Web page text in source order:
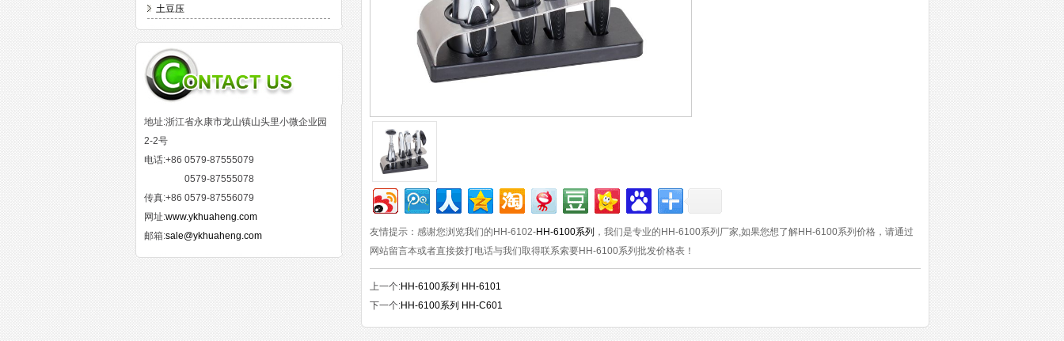
土豆压
地址:浙江省永康市龙山镇山头里小微企业园
2-2号
电话:+86 0579-87555079
0579-87555078
传真:+86 0579-87556079
网址:www.ykhuaheng.com
邮箱:sale@ykhuaheng.com 友情提示：感谢您浏览我们的HH-6102-HH-6100系列 ，我们是专业的HH-6100系列厂家,如果您想了解HH-6100系列价格，请通过
网站留言本或者直接拨打电话与我们取得联系索要HH-6100系列批发价格表！
上一个:HH-6100系列 HH-6101
下一个:HH-6100系列 HH-C601